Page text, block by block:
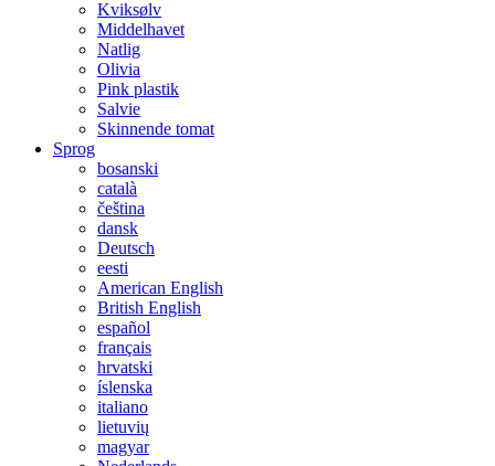
Kviksølv
Middelhavet
Natlig
Olivia
Pink plastik
Salvie
Skinnende tomat
Sprog
bosanski
català
čeština
dansk
Deutsch
eesti
American English
British English
español
français
hrvatski
íslenska
italiano
lietuvių
magyar